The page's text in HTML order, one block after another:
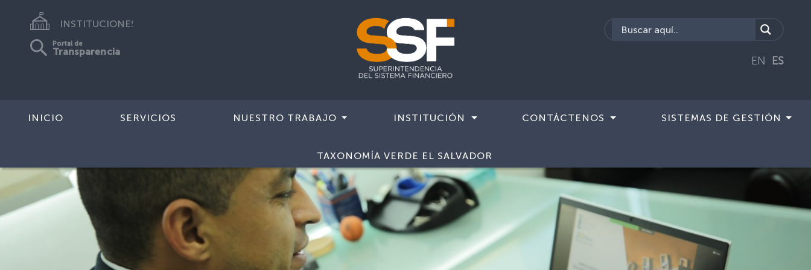
INSTITUCIONES
Portal de
Transparencia
EN ES
INICIO SERVICIOS NUESTRO TRABAJO INSTITUCIÓN CONTÁCTENOS SISTEMAS DE GESTIÓN
TAXONOMÍA VERDE EL SALVADOR